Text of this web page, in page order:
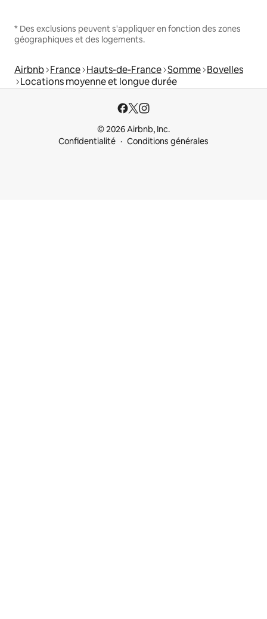
* Des exclusions peuvent s'appliquer en fonction des zones
géographiques et des logements.
Airbnb France Hauts-de-France Somme Bovelles
Locations moyenne et longue durée
© 2026 Airbnb, Inc.
Confidentialité
Conditions générales